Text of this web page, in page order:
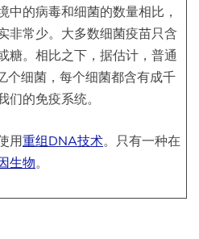
中的病毒和细菌的数量相比，
非常少。大多数细菌疫苗只含
糖。相比之下，据估计，普通
个细菌，每个细菌都含有成千
们的免疫系统。
用重组DNA技术。只有一种在
生物。